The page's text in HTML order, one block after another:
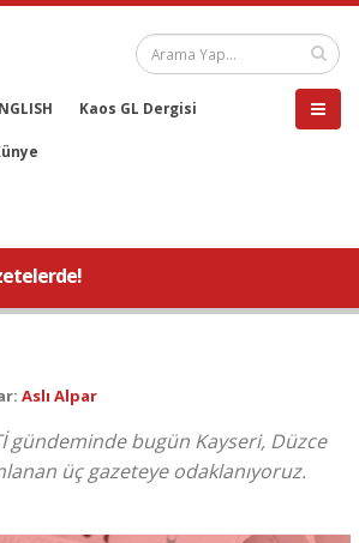
Kaos GL Dergisi
Aslı Alpar
gündeminde bugün Kayseri, Düzce
üç gazeteye odaklanıyoruz.